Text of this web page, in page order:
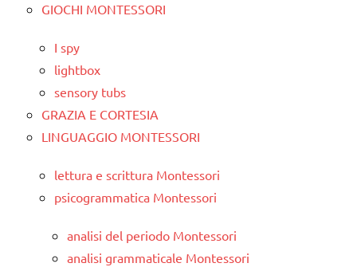
GIOCHI MONTESSORI
I spy
lightbox
sensory tubs
GRAZIA E CORTESIA
LINGUAGGIO MONTESSORI
lettura e scrittura Montessori
psicogrammatica Montessori
analisi del periodo Montessori
analisi grammaticale Montessori